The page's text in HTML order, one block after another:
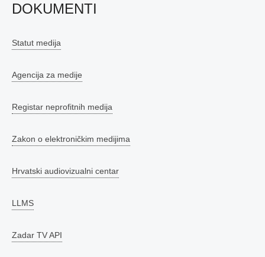
DOKUMENTI
Statut medija
Agencija za medije
Registar neprofitnih medija
Zakon o elektroničkim medijima
Hrvatski audiovizualni centar
LLMS
Zadar TV API